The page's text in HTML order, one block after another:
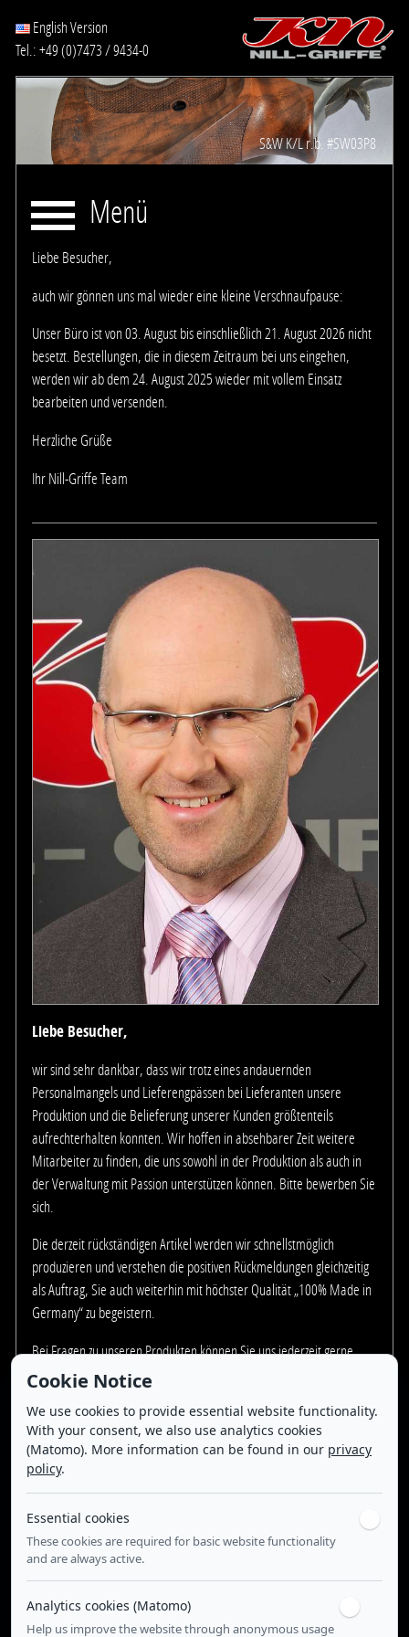
English Version
Tel.: +49 (0)7473 / 9434-0
S&W K/L r.b. #SW03P8
Menü
Liebe Besucher,
auch wir gönnen uns mal wieder eine kleine Verschnaufpause:
Unser Büro ist von 03. August bis einschließlich 21. August 2026 nicht
besetzt. Bestellungen, die in diesem Zeitraum bei uns eingehen,
werden wir ab dem 24. August 2025 wieder mit vollem Einsatz
bearbeiten und versenden.
Herzliche Grüße
Ihr Nill-Griffe Team
Liebe Besucher,
wir sind sehr dankbar, dass wir trotz eines andauernden
Personalmangels und Lieferengpässen bei Lieferanten unsere
Produktion und die Belieferung unserer Kunden größtenteils
aufrechterhalten konnten. Wir hoffen in absehbarer Zeit weitere
Mitarbeiter zu finden, die uns sowohl in der Produktion als auch in
der Verwaltung mit Passion unterstützen können. Bitte bewerben Sie
sich.
Die derzeit rückständigen Artikel werden wir schnellstmöglich
produzieren und verstehen die positiven Rückmeldungen gleichzeitig
als Auftrag, Sie auch weiterhin mit höchster Qualität „100% Made in
Germany“ zu begeistern.
Bei Fragen zu unseren Produkten können Sie uns jederzeit gerne
unter info@nill-griffe.com eine E-Mail schreiben. Sofort verfügbare
In der Hoffnung lebend, dass alles wieder gut wird, Ihr
Wilfried Nill mit Team
Unsere aktuellen Stellenangebote:
Zur Unterstützung unseres Teams suchen wir eine/n:
Cookie Notice
We use cookies to provide essential website functionality.
With your consent, we also use analytics cookies
(Matomo). More information can be found in our privacy
policy.
Essential cookies
These cookies are required for basic website functionality
and are always active.
Analytics cookies (Matomo)
Help us improve the website through anonymous usage